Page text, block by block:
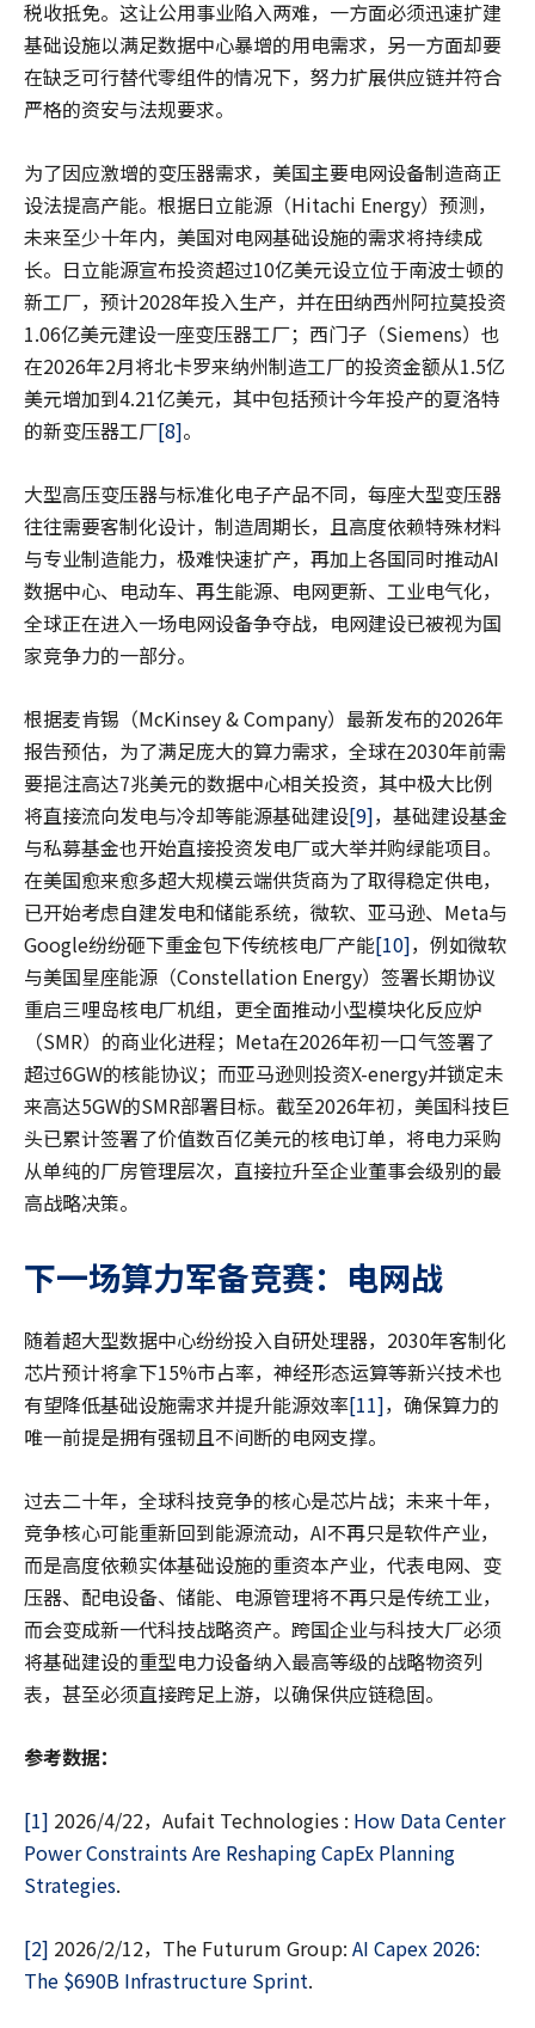
税收抵免。这让公用事业陷入两难，一方面必须迅速扩建
基础设施以满足数据中心暴增的用电需求，另一方面却要
在缺乏可行替代零组件的情况下，努力扩展供应链并符合
严格的资安与法规要求。
为了因应激增的变压器需求，美国主要电网设备制造商正
设法提高产能。根据日立能源（Hitachi Energy）预测，
未来至少十年内，美国对电网基础设施的需求将持续成
长。日立能源宣布投资超过10亿美元设立位于南波士顿的
新工厂，预计2028年投入生产，并在田纳西州阿拉莫投资
1.06亿美元建设一座变压器工厂；西门子（Siemens）也
在2026年2月将北卡罗来纳州制造工厂的投资金额从1.5亿
美元增加到4.21亿美元，其中包括预计今年投产的夏洛特
的新变压器工厂[8]。
大型高压变压器与标准化电子产品不同，每座大型变压器
往往需要客制化设计，制造周期长，且高度依赖特殊材料
与专业制造能力，极难快速扩产，再加上各国同时推动AI
数据中心、电动车、再生能源、电网更新、工业电气化，
全球正在进入一场电网设备争夺战，电网建设已被视为国
家竞争力的一部分。
根据麦肯锡（McKinsey & Company）最新发布的2026年
报告预估，为了满足庞大的算力需求，全球在2030年前需
要挹注高达7兆美元的数据中心相关投资，其中极大比例
将直接流向发电与冷却等能源基础建设[9]，基础建设基金
与私募基金也开始直接投资发电厂或大举并购绿能项目。
在美国愈来愈多超大规模云端供货商为了取得稳定供电，
已开始考虑自建发电和储能系统，微软、亚马逊、Meta与
Google纷纷砸下重金包下传统核电厂产能[10]，例如微软
与美国星座能源（Constellation Energy）签署长期协议
重启三哩岛核电厂机组，更全面推动小型模块化反应炉
（SMR）的商业化进程；Meta在2026年初一口气签署了
超过6GW的核能协议；而亚马逊则投资X-energy并锁定未
来高达5GW的SMR部署目标。截至2026年初，美国科技巨
头已累计签署了价值数百亿美元的核电订单，将电力采购
从单纯的厂房管理层次，直接拉升至企业董事会级别的最
高战略决策。
下一场算力军备竞赛：电网战
随着超大型数据中心纷纷投入自研处理器，2030年客制化
芯片预计将拿下15%市占率，神经形态运算等新兴技术也
有望降低基础设施需求并提升能源效率[11]，确保算力的
唯一前提是拥有强韧且不间断的电网支撑。
过去二十年，全球科技竞争的核心是芯片战；未来十年，
竞争核心可能重新回到能源流动，AI不再只是软件产业，
而是高度依赖实体基础设施的重资本产业，代表电网、变
压器、配电设备、储能、电源管理将不再只是传统工业，
而会变成新一代科技战略资产。跨国企业与科技大厂必须
将基础建设的重型电力设备纳入最高等级的战略物资列
表，甚至必须直接跨足上游，以确保供应链稳固。
参考数据：
[1] 2026/4/22，Aufait Technologies : How Data Center
Power Constraints Are Reshaping CapEx Planning
Strategies.
[2] 2026/2/12，The Futurum Group: AI Capex 2026:
The $690B Infrastructure Sprint.